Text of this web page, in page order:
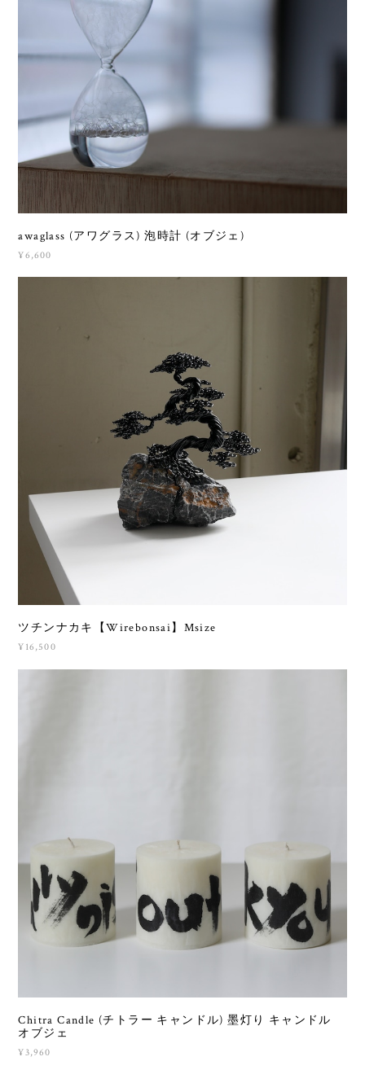
awaglass (アワグラス) 泡時計 (オブジェ)
¥6,600
ツチンナカキ【Wirebonsai】Msize
¥16,500
Chitra Candle (チトラー キャンドル) 墨灯り キャンドル
オブジェ
¥3,960